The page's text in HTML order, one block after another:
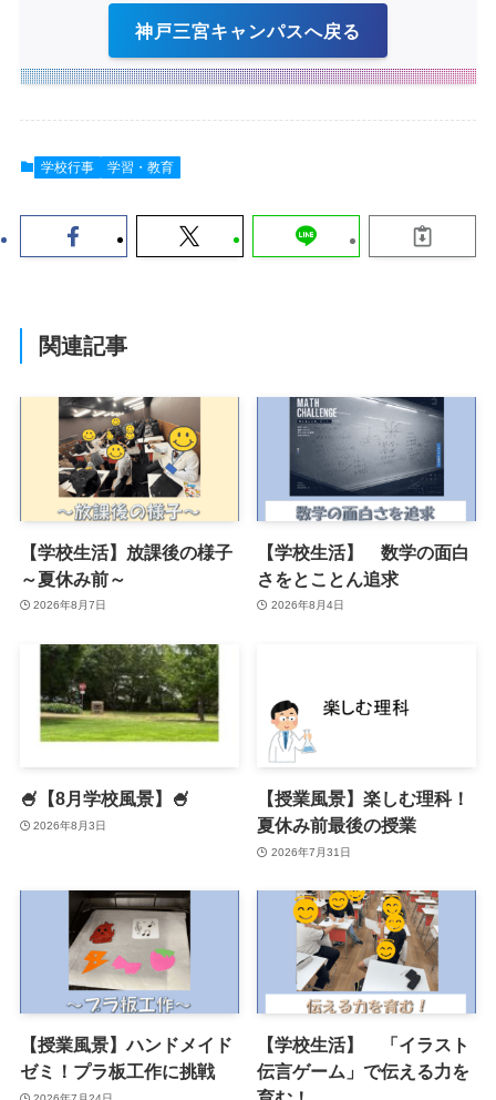
神戸三宮キャンパスへ戻る
学校行事 学習・教育
関連記事
【学校生活】放課後の様子
～夏休み前～
2026年8月7日
【学校生活】 数学の面白
さをとことん追求
2026年8月4日
🍧【8月学校風景】🍧
2026年8月3日
【授業風景】楽しむ理科！
夏休み前最後の授業
2026年7月31日
【授業風景】ハンドメイド
ゼミ！プラ板工作に挑戦
【学校生活】 「イラスト
伝言ゲーム」で伝える力を